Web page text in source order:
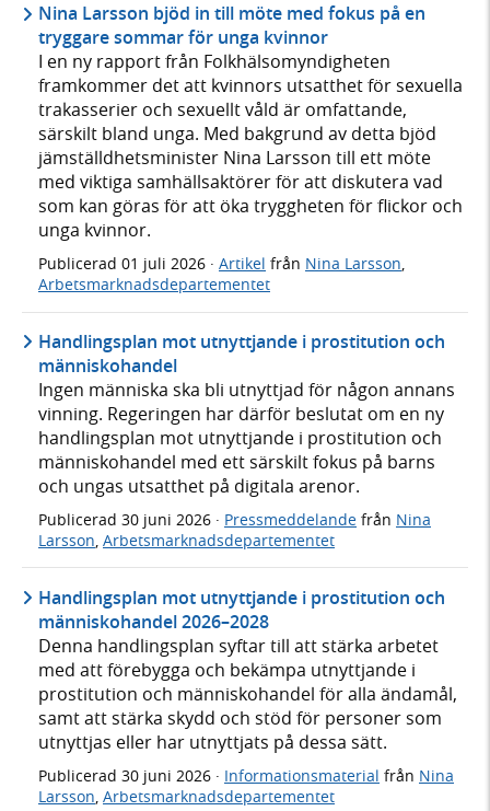
Nina Larsson bjöd in till möte med fokus på en
tryggare sommar för unga kvinnor
I en ny rapport från Folkhälsomyndigheten
framkommer det att kvinnors utsatthet för sexuella
trakasserier och sexuellt våld är omfattande,
särskilt bland unga. Med bakgrund av detta bjöd
jämställdhetsminister Nina Larsson till ett möte
med viktiga samhällsaktörer för att diskutera vad
som kan göras för att öka tryggheten för flickor och
unga kvinnor.
Publicerad 01 juli 2026 · Artikel från Nina Larsson,
Arbetsmarknadsdepartementet
Handlingsplan mot utnyttjande i prostitution och
människohandel
Ingen människa ska bli utnyttjad för någon annans
vinning. Regeringen har därför beslutat om en ny
handlingsplan mot utnyttjande i prostitution och
människohandel med ett särskilt fokus på barns
och ungas utsatthet på digitala arenor.
Publicerad 30 juni 2026 · Pressmeddelande från Nina
Larsson, Arbetsmarknadsdepartementet
Handlingsplan mot utnyttjande i prostitution och
människohandel 2026–2028
Denna handlingsplan syftar till att stärka arbetet
med att förebygga och bekämpa utnyttjande i
prostitution och människohandel för alla ändamål,
samt att stärka skydd och stöd för personer som
utnyttjas eller har utnyttjats på dessa sätt.
Publicerad 30 juni 2026 · Informationsmaterial från Nina
Larsson Arbetsmarknadsdepartementet